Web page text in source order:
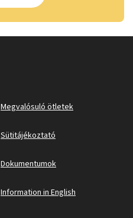
Megvalósuló ötletek
Sütitájékoztató
Dokumentumok
Information in English